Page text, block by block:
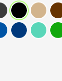
Gris Anthracite
Noir Beige
Bleu MoyenBleu Foncé
Bleu